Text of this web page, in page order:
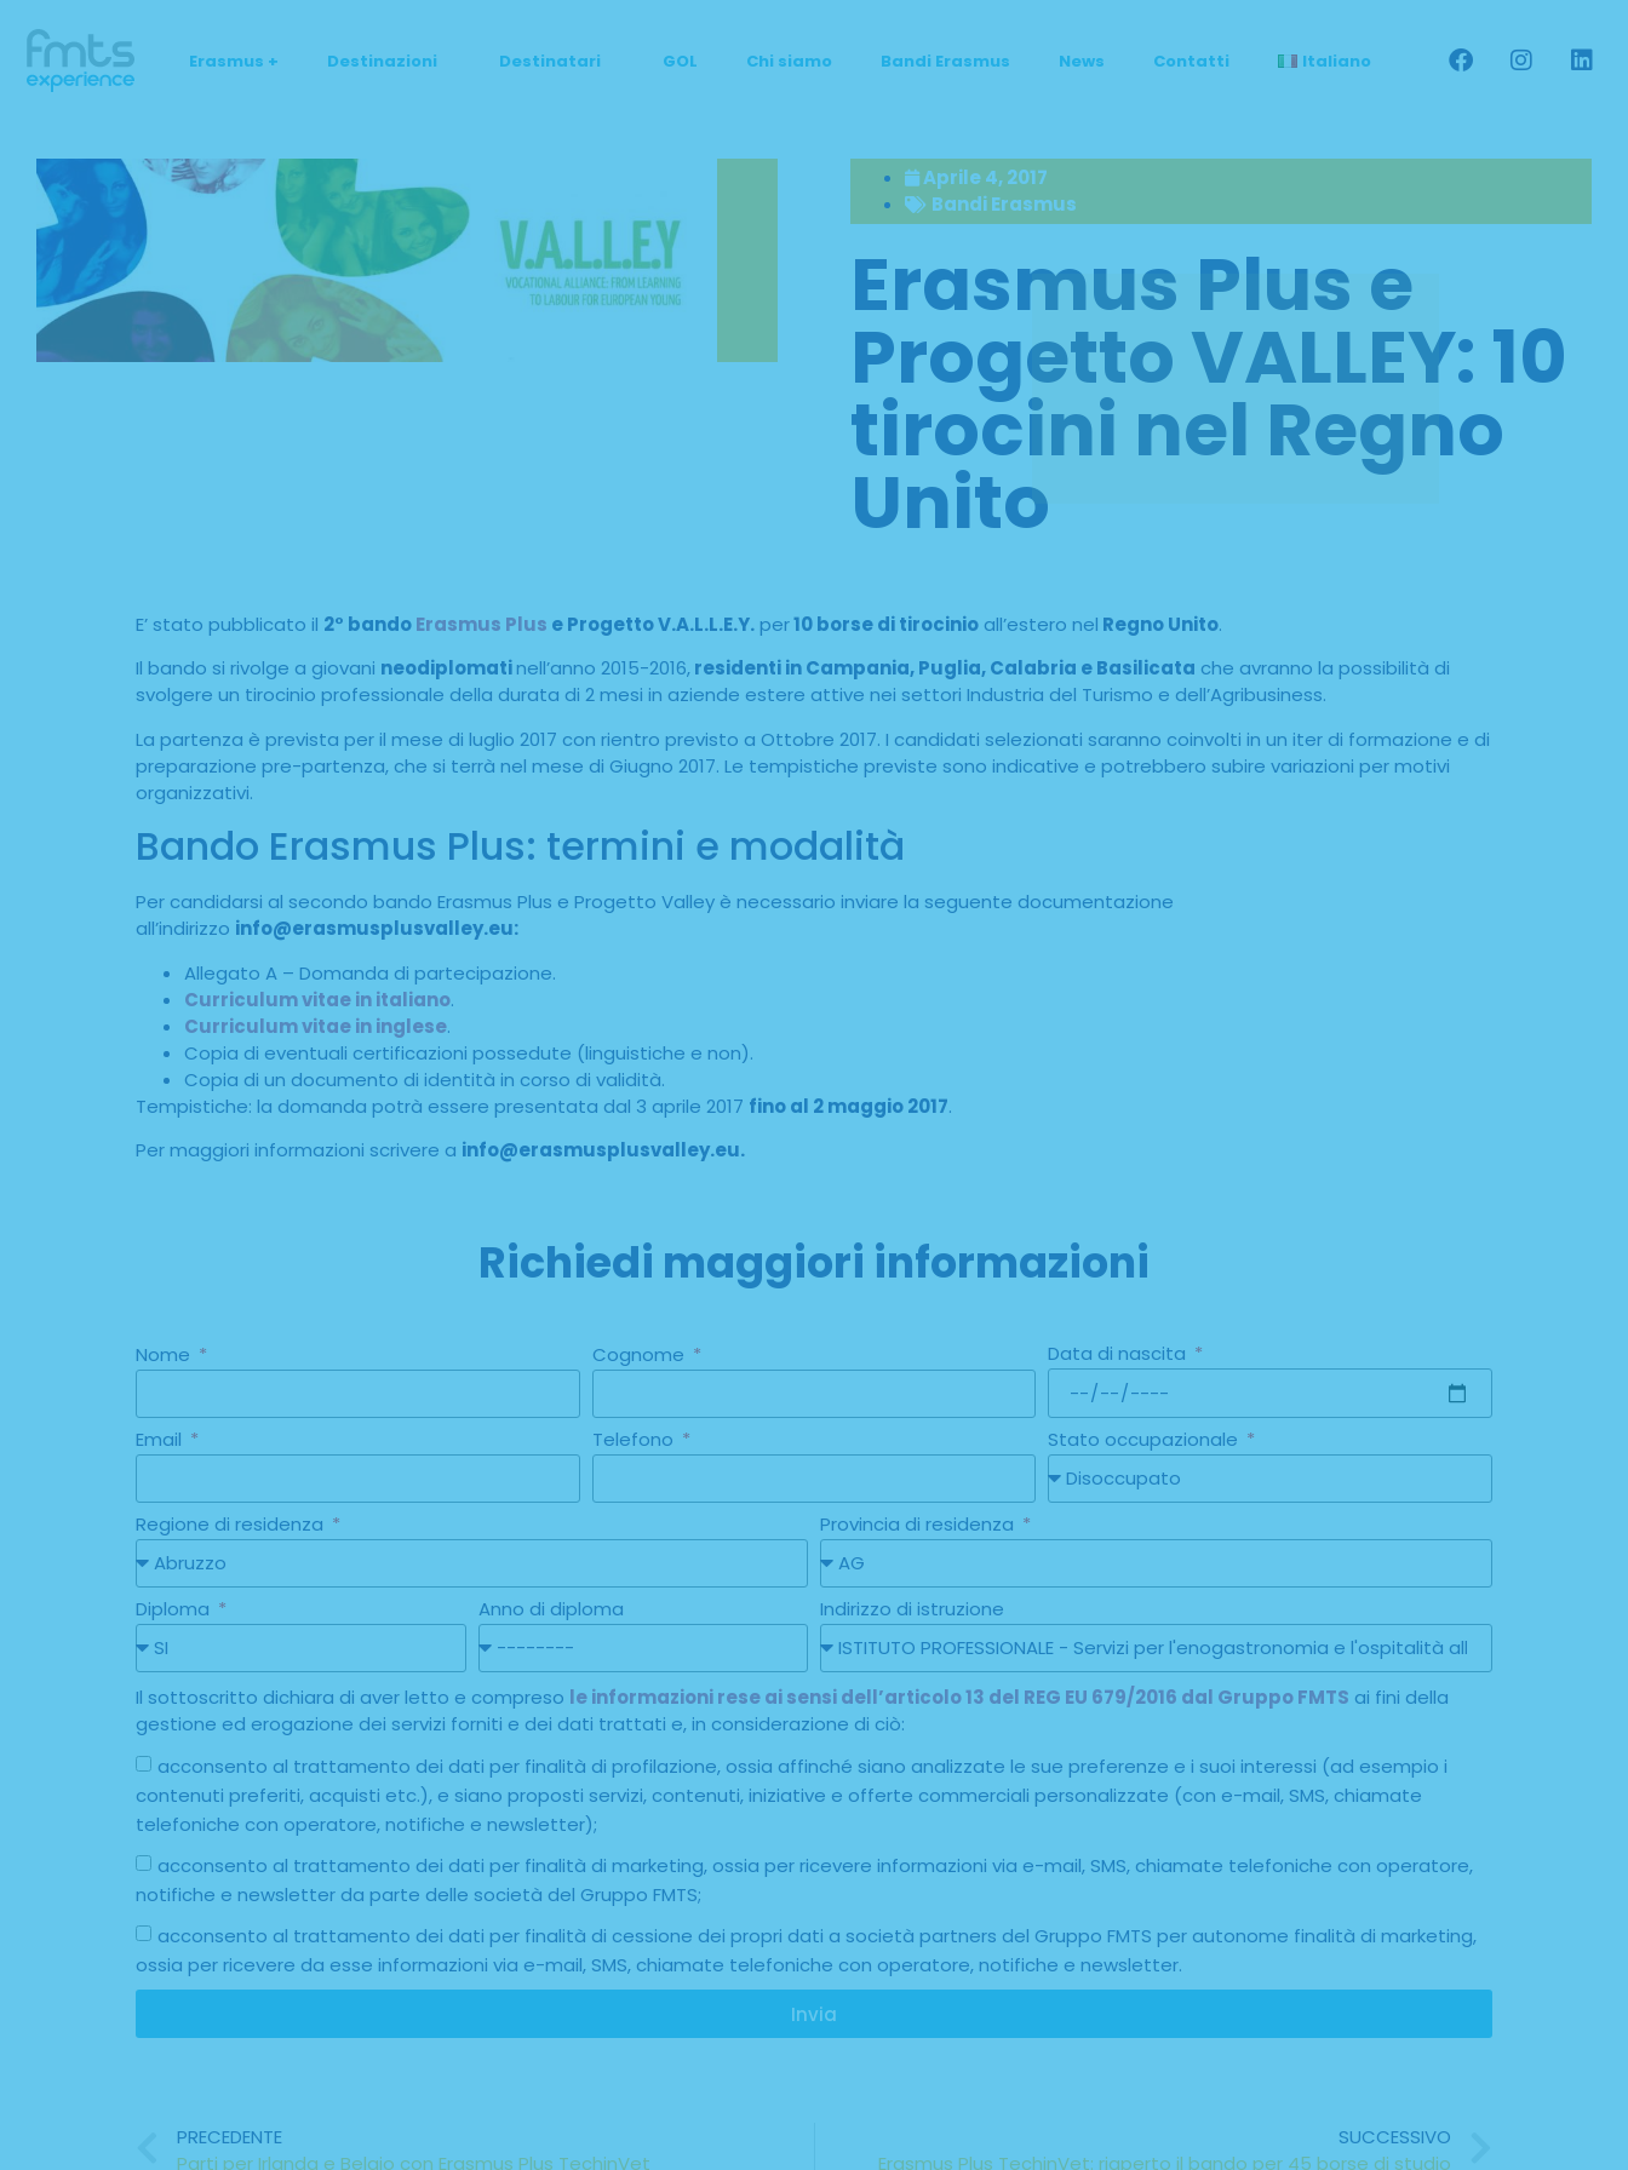
Erasmus + Destinazioni Destinatari GOL Chi siamo Bandi Erasmus News Contatti Italiano
Aprile 4, 2017
Bandi Erasmus
Erasmus Plus e
Progetto VALLEY: 10
tirocini nel Regno
Unito
E’ stato pubblicato il 2° bandoErasmus Plus e Progetto V.A.L.L.E.Y. per10 borse di tirocinio all’estero nel Regno Unito.
Il bando si rivolge a giovani neodiplomatinell’anno 2015-2016,residenti in Campania, Puglia, Calabria e Basilicata che avranno la possibilità di
svolgere un tirocinio professionale della durata di 2 mesi in aziende estere attive nei settori Industria del Turismo e dell’Agribusiness.
La partenza è prevista per il mese di luglio 2017 con rientro previsto a Ottobre 2017. I candidati selezionati saranno coinvolti in un iter di formazione e di
preparazione pre-partenza, che si terrà nel mese di Giugno 2017. Le tempistiche previste sono indicative e potrebbero subire variazioni per motivi
organizzativi.
Bando Erasmus Plus: termini e modalità
Per candidarsi al secondo bando Erasmus Plus e Progetto Valley è necessario inviare la seguente documentazione
all’indirizzo info@erasmusplusvalley.eu:
Allegato A – Domanda di partecipazione.
Curriculum vitae in italiano.
Curriculum vitae in inglese.
Copia di eventuali certificazioni possedute (linguistiche e non).
Copia di un documento di identità in corso di validità.
Tempistiche: la domanda potrà essere presentata dal 3 aprile 2017 fino al 2 maggio 2017.
Per maggiori informazioni scrivere a info@erasmusplusvalley.eu.
Richiedi maggiori informazioni
Nome Cognome Data di nascita
Email Telefono Stato occupazionale
Regione di residenza Provincia di residenza
Diploma Anno di diploma Indirizzo di istruzione
Il sottoscritto dichiara di aver letto e compreso le informazioni rese ai sensi dell’articolo 13 del REG EU 679/2016 dal Gruppo FMTS ai fini della
gestione ed erogazione dei servizi forniti e dei dati trattati e, in considerazione di ciò:
acconsento al trattamento dei dati per finalità di profilazione, ossia affinché siano analizzate le sue preferenze e i suoi interessi (ad esempio i
contenuti preferiti, acquisti etc.), e siano proposti servizi, contenuti, iniziative e offerte commerciali personalizzate (con e-mail, SMS, chiamate
telefoniche con operatore, notifiche e newsletter);
acconsento al trattamento dei dati per finalità di marketing, ossia per ricevere informazioni via e-mail, SMS, chiamate telefoniche con operatore,
notifiche e newsletter da parte delle società del Gruppo FMTS;
acconsento al trattamento dei dati per finalità di cessione dei propri dati a società partners del Gruppo FMTS per autonome finalità di marketing,
ossia per ricevere da esse informazioni via e-mail, SMS, chiamate telefoniche con operatore, notifiche e newsletter.
Invia
PRECEDENTE
Parti per Irlanda e Belgio con Erasmus Plus TechinVet
SUCCESSIVO
Erasmus Plus TechinVet: riaperto il bando per 45 borse di studio